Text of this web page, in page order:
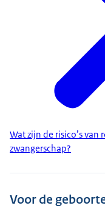
Wat zijn de risico’s
zwangerschap?
Voor de